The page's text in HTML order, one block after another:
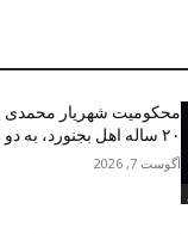
محکومیت شهریار محمدی
۲۰ ساله اهل بجنورد، به دو سال حبس تعزیری
آگوست 7, 2026